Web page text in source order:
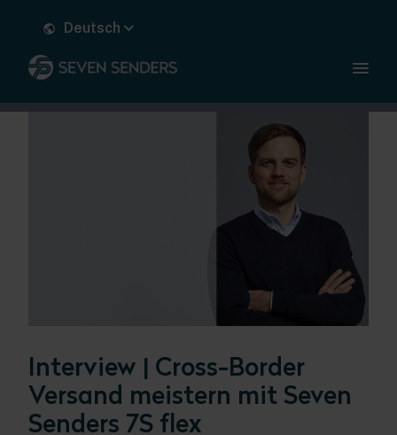
Deutsch
Interview | Cross-Border
Versand meistern mit Seven
Senders 7S flex